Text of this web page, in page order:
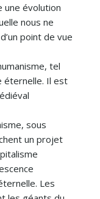
une évolution
nous ne
point de vue
tel
éternelle. Il est
sous
un projet
Les